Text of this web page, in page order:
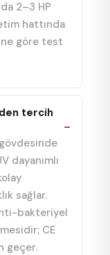
2–3 HP
hattında
göre test
tercih
dayanımlı
sağlar.
bakteriyel
CE
geçer.